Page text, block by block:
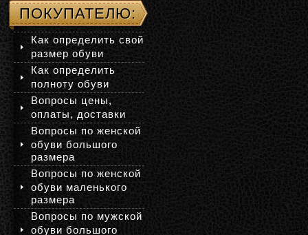
ПОКУПАТЕЛЮ:
Как определить свой
размер обуви
Как определить
полноту обуви
Вопросы цены,
оплаты, доставки
Вопросы по женской
обуви большого
размера
Вопросы по женской
обуви маленького
размера
Вопросы по мужской
обуви большого